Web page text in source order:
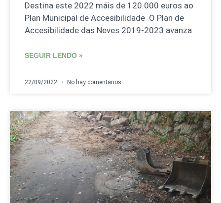
Destina este 2022 máis de 120.000 euros ao
Plan Municipal de Accesibilidade O Plan de
Accesibilidade das Neves 2019-2023 avanza
SEGUIR LENDO »
22/09/2022 No hay comentarios